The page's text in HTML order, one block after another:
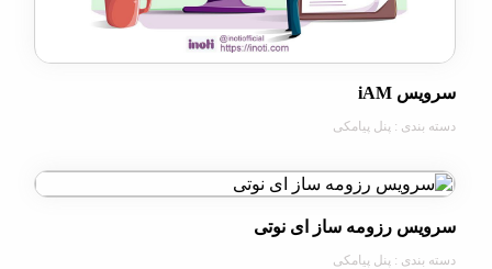
: پنل پیامکی
رزومه ساز ای نوتی
: پنل پیامکی